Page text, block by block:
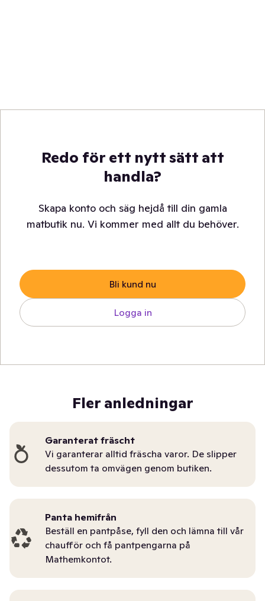
Redo för ett nytt sätt att
handla?
Skapa konto och säg hejdå till din gamla
matbutik nu. Vi kommer med allt du behöver.
Bli kund nu
Logga in
Fler anledningar
Garanterat fräscht
Vi garanterar alltid fräscha varor. De slipper
dessutom ta omvägen genom butiken.
Panta hemifrån
Beställ en pantpåse, fyll den och lämna till vår
chaufför och få pantpengarna på
Mathemkontot.